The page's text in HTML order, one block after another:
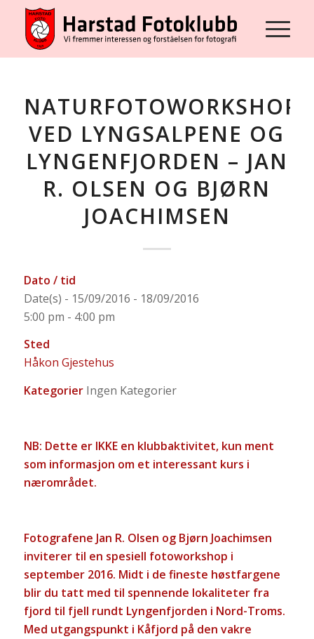
NATURFOTOWORKSHOP
VED LYNGSALPENE OG
LYNGENFJORDEN – JAN
R. OLSEN OG BJØRN
JOACHIMSEN
Dato / tid
Date(s) - 15/09/2016 - 18/09/2016
5:00 pm - 4:00 pm
Sted
Håkon Gjestehus
KategorierIngen Kategorier
NB: Dette er IKKE en klubbaktivitet, kun ment
som informasjon om et interessant kurs i
nærområdet.
Fotografene Jan R. Olsen og Bjørn Joachimsen
inviterer til en spesiell fotoworkshop i
september 2016. Midt i de fineste høstfargene
blir du tatt med til spennende lokaliteter fra
fjord til fjell rundt Lyngenfjorden i Nord-Troms.
Med utgangspunkt i Kåfjord på den vakre